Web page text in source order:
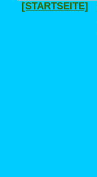
[STARTSEITE]